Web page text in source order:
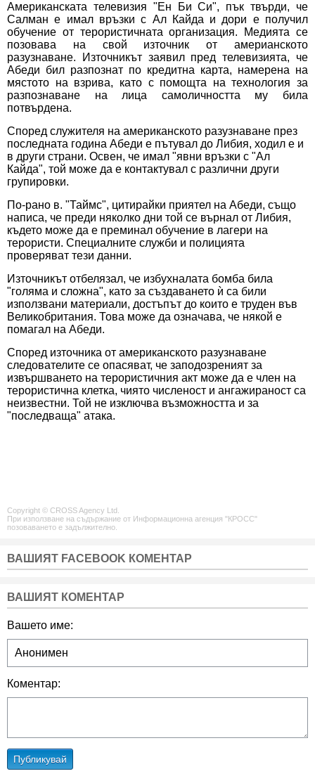
Американската телевизия "Ен Би Си", пък твърди, че
Салман е имал връзки с Ал Кайда и дори е получил
обучение от терористичната организация. Медията се
позовава на свой източник от америанското
разузнаване. Източникът заявил пред телевизията, че
Абеди бил разпознат по кредитна карта, намерена на
мястото на взрива, като с помощта на технология за
разпознаване на лица самоличността му била
потвърдена.
Според служителя на американското разузнаване през
последната година Абеди е пътувал до Либия, ходил е и
в други страни. Освен, че имал "явни връзки с "Ал
Кайда", той може да е контактувал с различни други
групировки.
По-рано в. "Таймс", цитирайки приятел на Абеди, също
написа, че преди няколко дни той се върнал от Либия,
където може да е преминал обучение в лагери на
терористи. Специалните служби и полицията
проверяват тези данни.
Източникът отбелязал, че избухналата бомба била
"голяма и сложна", като за създаването ѝ са били
използвани материали, достъпът до които е труден във
Великобритания. Това може да означава, че някой е
помагал на Абеди.
Според източника от американското разузнаване
следователите се опасяват, че заподозреният за
извършването на терористичния акт може да е член на
терористична клетка, чиято численост и ангажираност са
неизвестни. Той не изключва възможността и за
"последваща" атака.
Copyright © CROSS Agency Ltd.
При използване на съдържание от Информационна агенция "КРОСС"
позоваването е задължително.
ВАШИЯТ FACEBOOK КОМЕНТАР
ВАШИЯТ КОМЕНТАР
Вашето име:
Коментар:
Публикувай